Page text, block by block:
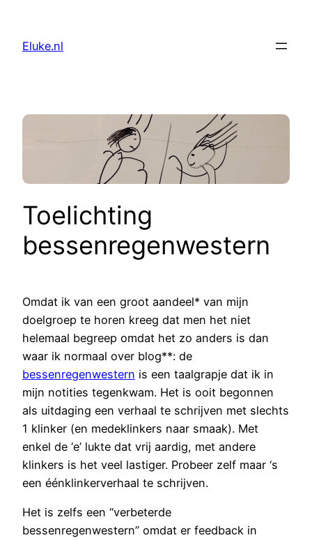
content
Eluke.nl
Toelichting
bessenregenwestern
Omdat ik van een groot aandeel* van mijn
doelgroep te horen kreeg dat men het niet
helemaal begreep omdat het zo anders is dan
waar ik normaal over blog**: de
bessenregenwestern is een taalgrapje dat ik in
mijn notities tegenkwam. Het is ooit begonnen
als uitdaging een verhaal te schrijven met slechts
1 klinker (en medeklinkers naar smaak). Met
enkel de ‘e’ lukte dat vrij aardig, met andere
klinkers is het veel lastiger. Probeer zelf maar ‘s
een éénklinkerverhaal te schrijven.
Het is zelfs een “verbeterde
bessenregenwestern” omdat er feedback in